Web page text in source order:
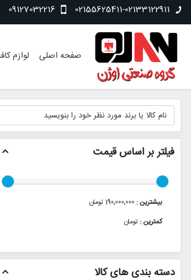
صفحه اصلی لوازم
فیلتر بر اساس قیمت
بیشترین : 190٬000٬000 تومان
کمترین : تومان
دسته بندی های کالا